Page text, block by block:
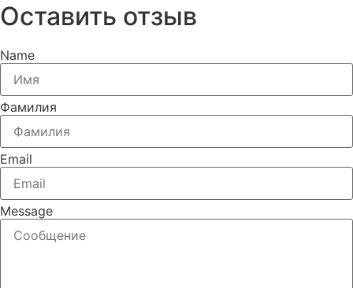
Оставить отзыв
Name
Фамилия
Email
Message